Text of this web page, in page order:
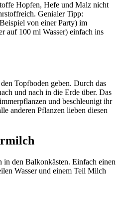
Hopfen, Hefe und Malz nicht
Genialer Tipp:
von einer Party) im
auf 100 ml Wasser) einfach ins
Topfboden geben. Durch das
und nach in die Erde über. Das
und beschleunigt ihr
anderen Pflanzen lieben diesen
den Balkonkästen. Einfach einen
Wasser und einem Teil Milch